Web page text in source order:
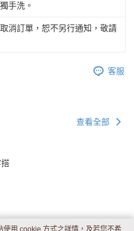
手洗。
消訂單，恕不另行通知，敬請
客服
查看全部
搭
用 cookie 方式之詳情，及若您不希